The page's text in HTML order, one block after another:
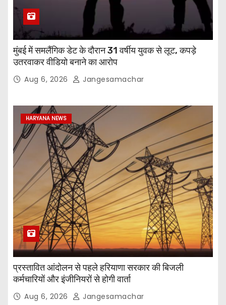
मुंबई में समलैंगिक डेट के दौरान 31 वर्षीय युवक से लूट, कपड़े
उतरवाकर वीडियो बनाने का आरोप
Aug 6, 2026 Jangesamachar
HARYANA NEWS
प्रस्तावित आंदोलन से पहले हरियाणा सरकार की बिजली
कर्मचारियों और इंजीनियरों से होगी वार्ता
Aug 6, 2026 Jangesamachar